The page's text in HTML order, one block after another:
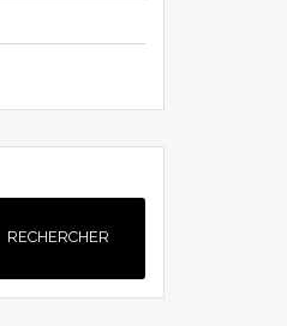
RECHERCHER